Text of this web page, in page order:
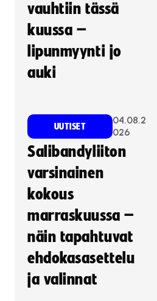
vauhtiin tässä
kuussa –
lipunmyynti jo
auki
UUTISET
04.08.2
026
Salibandyliiton
varsinainen
kokous
marraskuussa –
näin tapahtuvat
ehdokasasettelu
ja valinnat